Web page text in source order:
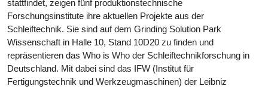
stattfindet, zeigen fünf produktionstechnische
Forschungsinstitute ihre aktuellen Projekte aus der
Schleiftechnik. Sie sind auf dem Grinding Solution Park
Wissenschaft in Halle 10, Stand 10D20 zu finden und
repräsentieren das Who is Who der Schleiftechnikforschung in
Deutschland. Mit dabei sind das IFW (Institut für
Fertigungstechnik und Werkzeugmaschinen) der Leibniz